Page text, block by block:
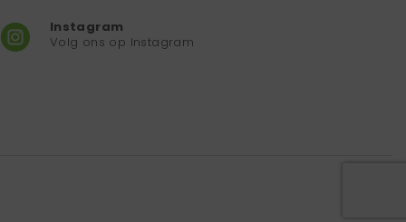
Instagram
Volg ons op Instagram